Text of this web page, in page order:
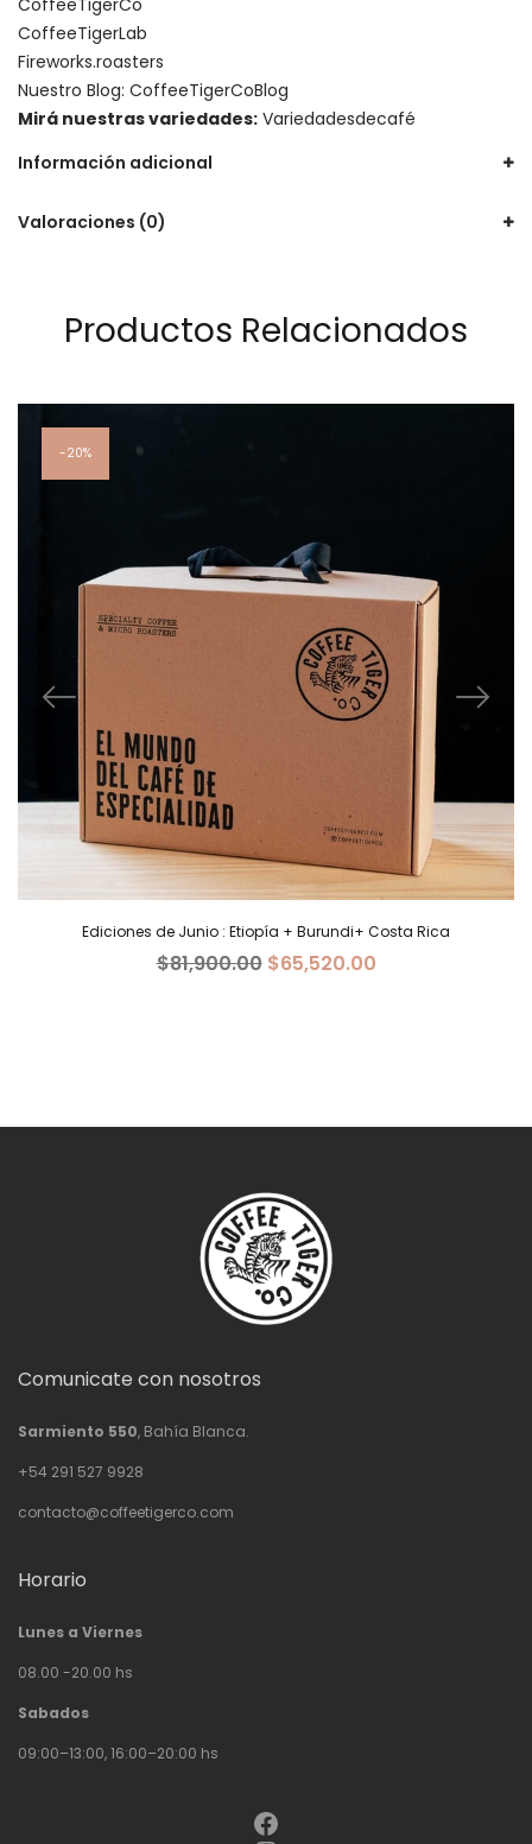
CoffeeTigerLab
Fireworks.roasters
Nuestro Blog: CoffeeTigerCoBlog
Mirá nuestras variedades: Variedadesdecafé
Información adicional
Valoraciones (0)
Productos Relacionados
20%
Ediciones de Junio : Etiopía + Burundi+ Costa Rica
$81,900.00 El
$65,520.00El
Comunicate con nosotros
Sarmiento 550, Bahía Blanca.
+54 291 527 9928
contacto@coffeetigerco.com
Horario
Lunes a Viernes
08.00 -20.00 hs
Sabados
09:00–13:00, 16:00–20:00 hs
Facebook